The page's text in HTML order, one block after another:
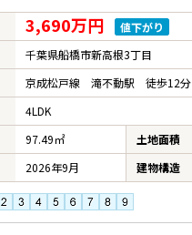
3,690万円
値下がり
千葉県船橋市新高根3丁目
京成松戸線 滝不動駅 徒歩12分
4LDK
97.49㎡ 土地面積
2026年9月 建物構造